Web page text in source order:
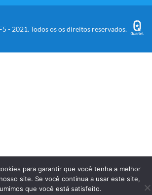
- 2021. Todos os os direitos reservados.
para garantir que você tenha a melhor
site. Se você continua a usar este site,
que você está satisfeito.